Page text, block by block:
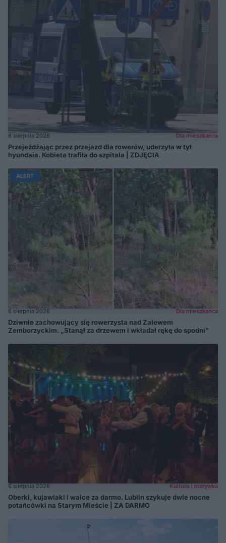
6 sierpnia 2026 Dla mieszkańca
Przejeżdżając przez przejazd dla rowerów, uderzyła w tył
hyundaia. Kobieta trafiła do szpitala | ZDJĘCIA
ALERT
6 sierpnia 2026 Dla mieszkańca
Dziwnie zachowujący się rowerzysta nad Zalewem
Zemborzyckim. „Stanął za drzewem i wkładał rękę do spodni”
6 sierpnia 2026 Kultura i rozrywka
Oberki, kujawiaki i walce za darmo. Lublin szykuje dwie nocne
potańcówki na Starym Mieście | ZA DARMO